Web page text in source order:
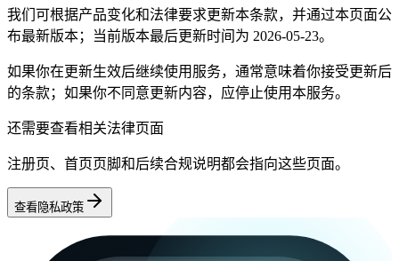
我们可根据产品变化和法律要求更新本条款，并通过本页面公
布最新版本；当前版本最后更新时间为 2026-05-23。
如果你在更新生效后继续使用服务，通常意味着你接受更新后
的条款；如果你不同意更新内容，应停止使用本服务。
还需要查看相关法律页面
注册页、首页页脚和后续合规说明都会指向这些页面。
查看隐私政策